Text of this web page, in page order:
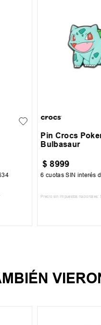
Pin Crocs
Bulbasaur
$ 8999
6 cuotas SIN interés
Precio sin impuestos nacionales: